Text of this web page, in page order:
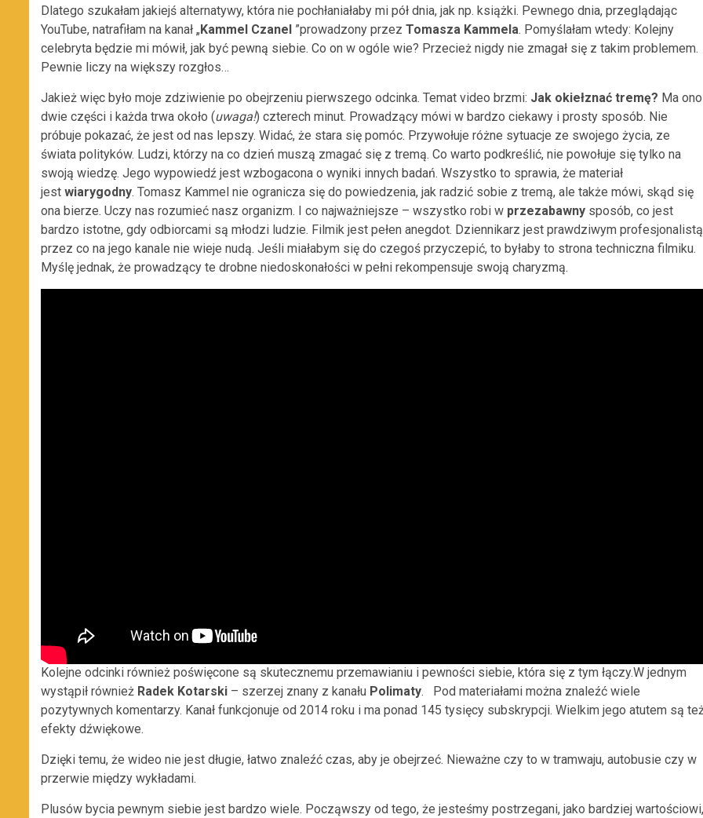
Dlatego szukałam jakiejś alternatywy, która nie pochłaniałaby mi pół dnia, jak np. książki. Pewnego dnia, przeglądając
YouTube, natrafiłam na kanał „Kammel Czanel ”prowadzony przez Tomasza Kammela. Pomyślałam wtedy: Kolejny
celebryta będzie mi mówił, jak być pewną siebie. Co on w ogóle wie? Przecież nigdy nie zmagał się z takim problemem.
Pewnie liczy na większy rozgłos…
Jakież więc było moje zdziwienie po obejrzeniu pierwszego odcinka. Temat video brzmi: Jak okiełznać tremę? Ma ono
dwie części i każda trwa około (uwaga!) czterech minut. Prowadzący mówi w bardzo ciekawy i prosty sposób. Nie
próbuje pokazać, że jest od nas lepszy. Widać, że stara się pomóc. Przywołuje różne sytuacje ze swojego życia, ze
świata polityków. Ludzi, którzy na co dzień muszą zmagać się z tremą. Co warto podkreślić, nie powołuje się tylko na
swoją wiedzę. Jego wypowiedź jest wzbogacona o wyniki innych badań. Wszystko to sprawia, że materiał
jest wiarygodny. Tomasz Kammel nie ogranicza się do powiedzenia, jak radzić sobie z tremą, ale także mówi, skąd się
ona bierze. Uczy nas rozumieć nasz organizm. I co najważniejsze – wszystko robi w przezabawny sposób, co jest
bardzo istotne, gdy odbiorcami są młodzi ludzie. Filmik jest pełen anegdot. Dziennikarz jest prawdziwym
przez co na jego kanale nie wieje nudą. Jeśli miałabym się do czegoś przyczepić, to byłaby to strona techniczna filmiku.
Myślę jednak, że prowadzący te drobne niedoskonałości w pełni rekompensuje swoją charyzmą.
Kolejne odcinki również poświęcone są skutecznemu przemawianiu i pewności siebie, która się z tym łączy.W jednym
wystąpił również Radek Kotarski – szerzej znany z kanału Polimaty. Pod materiałami można znaleźć wiele
pozytywnych komentarzy. Kanał funkcjonuje od 2014 roku i ma ponad 145 tysięcy subskrypcji. Wielkim jego atutem są
efekty dźwiękowe.
Dzięki temu, że wideo nie jest długie, łatwo znaleźć czas, aby je obejrzeć. Nieważne czy to w tramwaju, autobusie czy w
przerwie między wykładami.
Plusów bycia pewnym siebie jest bardzo wiele. Począwszy od tego, że jesteśmy postrzegani, jako bardziej wartościowi,